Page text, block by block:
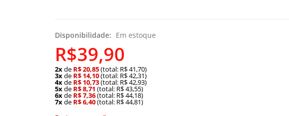
Disponibilidade: Em estoque
R$39,90
2xde R$ 20,85(total: R$ 41,70)
3xde R$ 14,10(total: R$ 42,31)
4xde R$ 10,73(total: R$ 42,93)
5xde R$ 8,71 (total: R$ 43,55)
6xde R$ 7,36(total: R$ 44,18)
7xde R$ 6,40(total: R$ 44,81)